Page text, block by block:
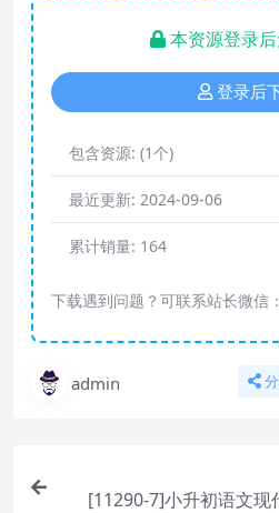
本资源登录
登录后
包含资源: (1个)
最近更新: 2024-09-06
累计销量: 164
下载遇到问题？可联系站长微信
admin
[11290-7]小升初语文现